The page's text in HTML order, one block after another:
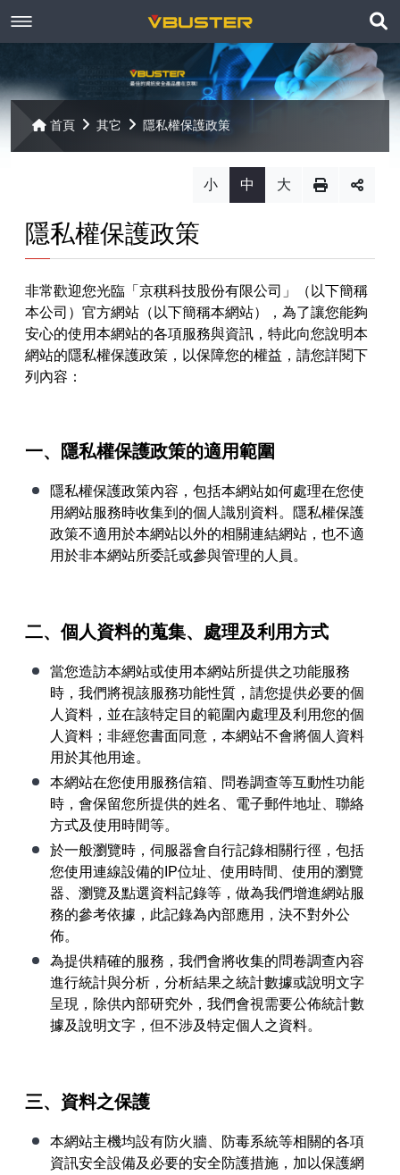
開
聯絡我們
最新消息
產品資訊
Mac 解決方案
Open-E
Open-E JovianDSS
Open-E DSS V7
Open-E DSS V7 SOHO
共同供應契約
【已停止】電腦軟體 ( LP5-102040 )
【已停止】電腦設備用品 ( LP5-102073 )
相關下載
遠端支援
相關連結
相關連結
網站導覽
首頁 其它 隱私權保護政策
小 中 大
隱私權保護政策
非常歡迎您光臨「京稘科技股份有限公司」（以下簡稱
本公司）官方網站（以下簡稱本網站），為了讓您能夠
安心的使用本網站的各項服務與資訊，特此向您說明本
網站的隱私權保護政策，以保障您的權益，請您詳閱下
列內容：
一、隱私權保護政策的適用範圍
隱私權保護政策內容，包括本網站如何處理在您使
用網站服務時收集到的個人識別資料。隱私權保護
政策不適用於本網站以外的相關連結網站，也不適
用於非本網站所委託或參與管理的人員。
二、個人資料的蒐集、處理及利用方式
當您造訪本網站或使用本網站所提供之功能服務
時，我們將視該服務功能性質，請您提供必要的個
人資料，並在該特定目的範圍內處理及利用您的個
人資料；非經您書面同意，本網站不會將個人資料
用於其他用途。
本網站在您使用服務信箱、問卷調查等互動性功能
時，會保留您所提供的姓名、電子郵件地址、聯絡
方式及使用時間等。
於一般瀏覽時，伺服器會自行記錄相關行徑，包括
您使用連線設備的IP位址、使用時間、使用的瀏覽
器、瀏覽及點選資料記錄等，做為我們增進網站服
務的參考依據，此記錄為內部應用，決不對外公
佈。
為提供精確的服務，我們會將收集的問卷調查內容
進行統計與分析，分析結果之統計數據或說明文字
呈現，除供內部研究外，我們會視需要公佈統計數
據及說明文字，但不涉及特定個人之資料。
三、資料之保護
本網站主機均設有防火牆、防毒系統等相關的各項
資訊安全設備及必要的安全防護措施，加以保護網